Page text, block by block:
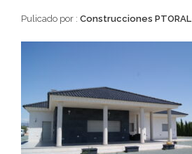
Pulicado por : Construcciones PTORAL